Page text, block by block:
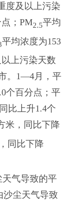
度及以上污染
；PM2.5平均
平均浓度为153
上污染天数
。1—4月，平
个百分点；平
比上升1.4个
米，同比下降
同比下降
气导致的平
沙尘天气导致